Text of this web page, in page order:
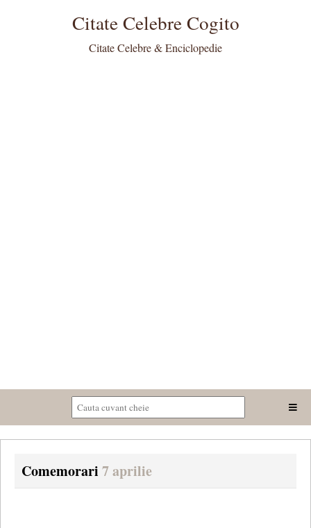
Citate Celebre Cogito
Citate Celebre & Enciclopedie
Comemorari 7 aprilie